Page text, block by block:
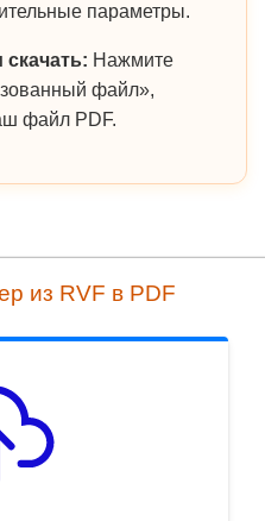
параметры.
скачать: Нажмите
файл»,
файл PDF.
из RVF в PDF